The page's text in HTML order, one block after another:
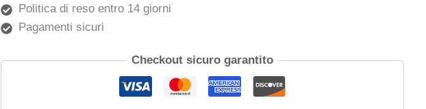
Politica di reso entro 14 giorni
Pagamenti sicuri
Checkout sicuro garantito